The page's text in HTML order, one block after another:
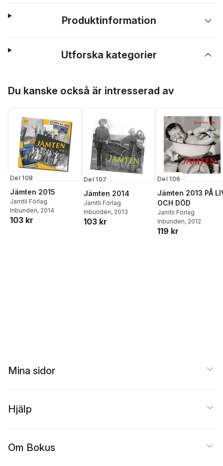
Produktinformation
Utforska kategorier
Du kanske också är intresserad av
Del 108
Jämten 2015
Jamtli Förlag
Inbunden, 2014
103 kr
Del 107
Jämten 2014
Jamtli Förlag
Inbunden, 2013
103 kr
Del 106
Jämten 2013 PÅ
OCH DÖD
Jamtli Förlag
Inbunden, 2012
119 kr
Mina sidor
Hjälp
Om Bokus